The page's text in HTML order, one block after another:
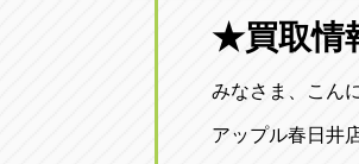
トラック市四日市店
三重県四日市市午起3丁目1番3号
★買取情
みなさま、こん
アップル春日井